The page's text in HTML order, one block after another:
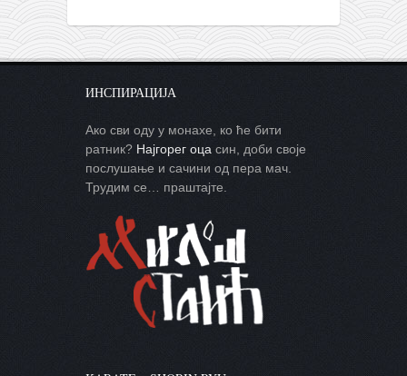
ИНСПИРАЦИЈА
Ако сви оду у монахе, ко ће бити
ратник? Најгорег оца син, доби своје
послушање и сачини од пера мач.
Трудим се… праштајте.